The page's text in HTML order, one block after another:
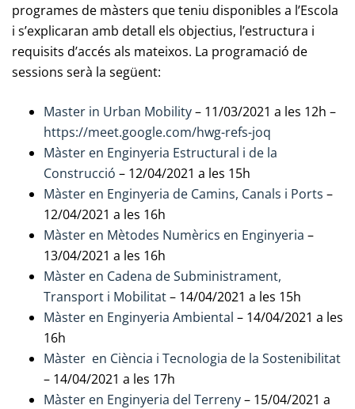
programes de màsters que teniu disponibles a l’Escola
i s’explicaran amb detall els objectius, l’estructura i
requisits d’accés als mateixos. La programació de
sessions serà la següent:
Master in Urban Mobility– 11/03/2021 a les 12h –
https://meet.google.com/hwg-refs-joq
Màster en Enginyeria Estructural i de la
Construcció – 12/04/2021 a les 15h
Màster en Enginyeria de Camins, Canals i Ports –
12/04/2021 a les 16h
Màster en Mètodes Numèrics en Enginyeria –
13/04/2021 a les 16h
Màster en Cadena de Subministrament,
Transport i Mobilitat– 14/04/2021 a les 15h
Màster en Enginyeria Ambiental – 14/04/2021 a les
16h
Màster en Ciència i Tecnologia de la Sostenibilitat
– 14/04/2021 a les 17h
Màster en Enginyeria del Terreny– 15/04/2021 a